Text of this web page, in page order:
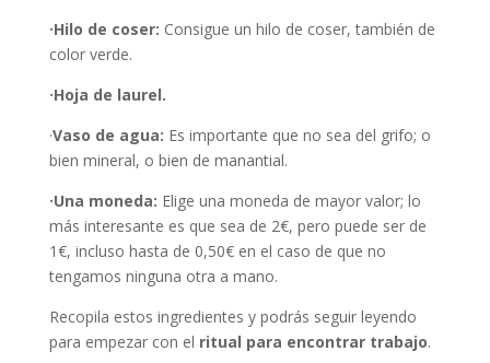
·Hilo de coser: Consigue un hilo de coser, también de
color verde.
·Hoja de laurel.
·Vaso de agua: Es importante que no sea del grifo; o
bien mineral, o bien de manantial.
·Una moneda: Elige una moneda de mayor valor; lo
más interesante es que sea de 2€, pero puede ser de
1€, incluso hasta de 0,50€ en el caso de que no
tengamos ninguna otra a mano.
Recopila estos ingredientes y podrás seguir leyendo
para empezar con el ritual para encontrar trabajo.